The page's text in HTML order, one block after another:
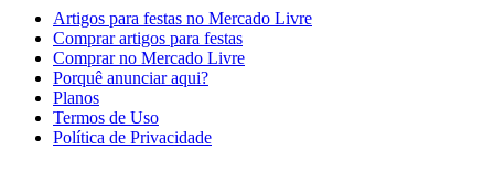
Artigos para festas no Mercado Livre
Comprar artigos para festas
Comprar no Mercado Livre
Porquê anunciar aqui?
Planos
Termos de Uso
Política de Privacidade